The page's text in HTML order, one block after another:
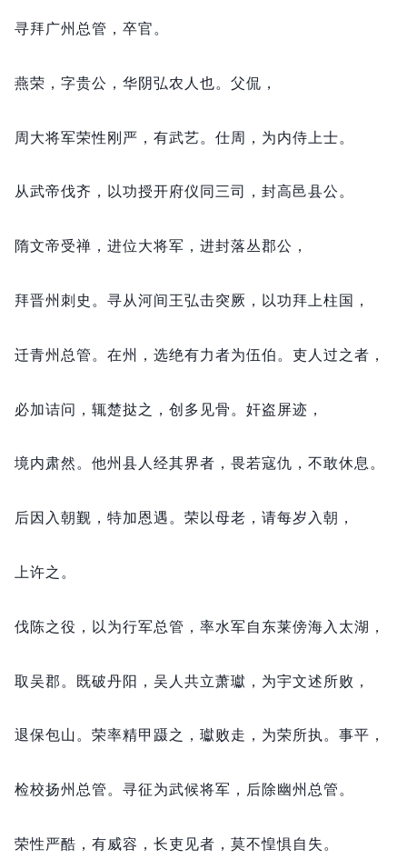
寻拜广州总管， 卒官。
燕荣， 字贵公， 华阴弘农人也。 父侃，
周大将军荣性刚严， 有武艺。 仕周， 为内侍上士。
从武帝伐齐， 以功授开府仪同三司， 封高邑县公。
隋文帝受禅， 进位大将军， 进封落丛郡公，
拜晋州刺史。 寻从河间王弘击突厥， 以功拜上柱国，
迁青州总管。 在州， 选绝有力者为伍伯。 吏人过之者，
必加诘问， 辄楚挞之， 创多见骨。 奸盗屏迹，
境内肃然。 他州县人经其界者， 畏若寇仇， 不敢休息。
后因入朝觐， 特加恩遇。 荣以母老， 请每岁入朝，
上许之。
伐陈之役， 以为行军总管， 率水军自东莱傍海入太湖，
取吴郡。 既破丹阳， 吴人共立萧瓛， 为宇文述所败，
退保包山。 荣率精甲蹑之， 瓛败走， 为荣所执。 事平，
检校扬州总管。 寻征为武候将军， 后除幽州总管。
荣性严酷， 有威容， 长吏见者， 莫不惶惧自失。